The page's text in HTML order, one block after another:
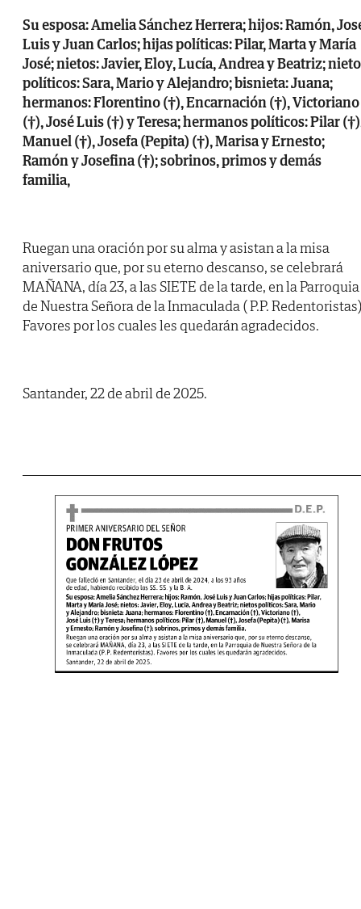
Su esposa: Amelia Sánchez Herrera; hijos: Ramón,
Luis y Juan Carlos; hijas políticas: Pilar, Marta y María
José; nietos: Javier, Eloy, Lucía, Andrea y Beatriz;
políticos: Sara, Mario y Alejandro; bisnieta: Juana;
hermanos: Florentino (†), Encarnación (†), Victoriano
(†), José Luis (†) y Teresa; hermanos políticos: Pilar
Manuel (†), Josefa (Pepita) (†), Marisa y Ernesto;
Ramón y Josefina (†); sobrinos, primos y demás
familia,
Ruegan una oración por su alma y asistan a la misa
aniversario que, por su eterno descanso, se celebrará
MAÑANA, día 23, a las SIETE de la tarde, en la Parroquia
de Nuestra Señora de la Inmaculada ( P.P.
Favores por los cuales les quedarán agradecidos.
Santander, 22 de abril de 2025.